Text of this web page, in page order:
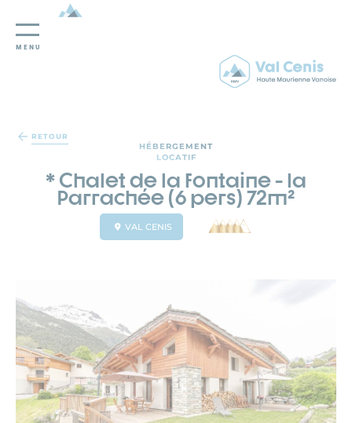
MENU
RETOUR
HÉBERGEMENT
LOCATIF
* Chalet de la fontaine - la
Parrachée (6 pers) 72m²
VAL CENIS